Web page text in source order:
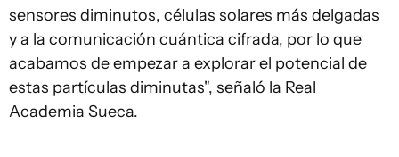
sensores diminutos, células solares más delgadas
y a la comunicación cuántica cifrada, por lo que
acabamos de empezar a explorar el potencial de
estas partículas diminutas", señaló la Real
Academia Sueca.